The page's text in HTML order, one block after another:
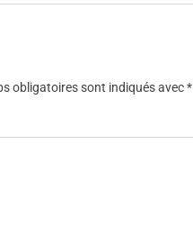
obligatoires sont indiqués avec*